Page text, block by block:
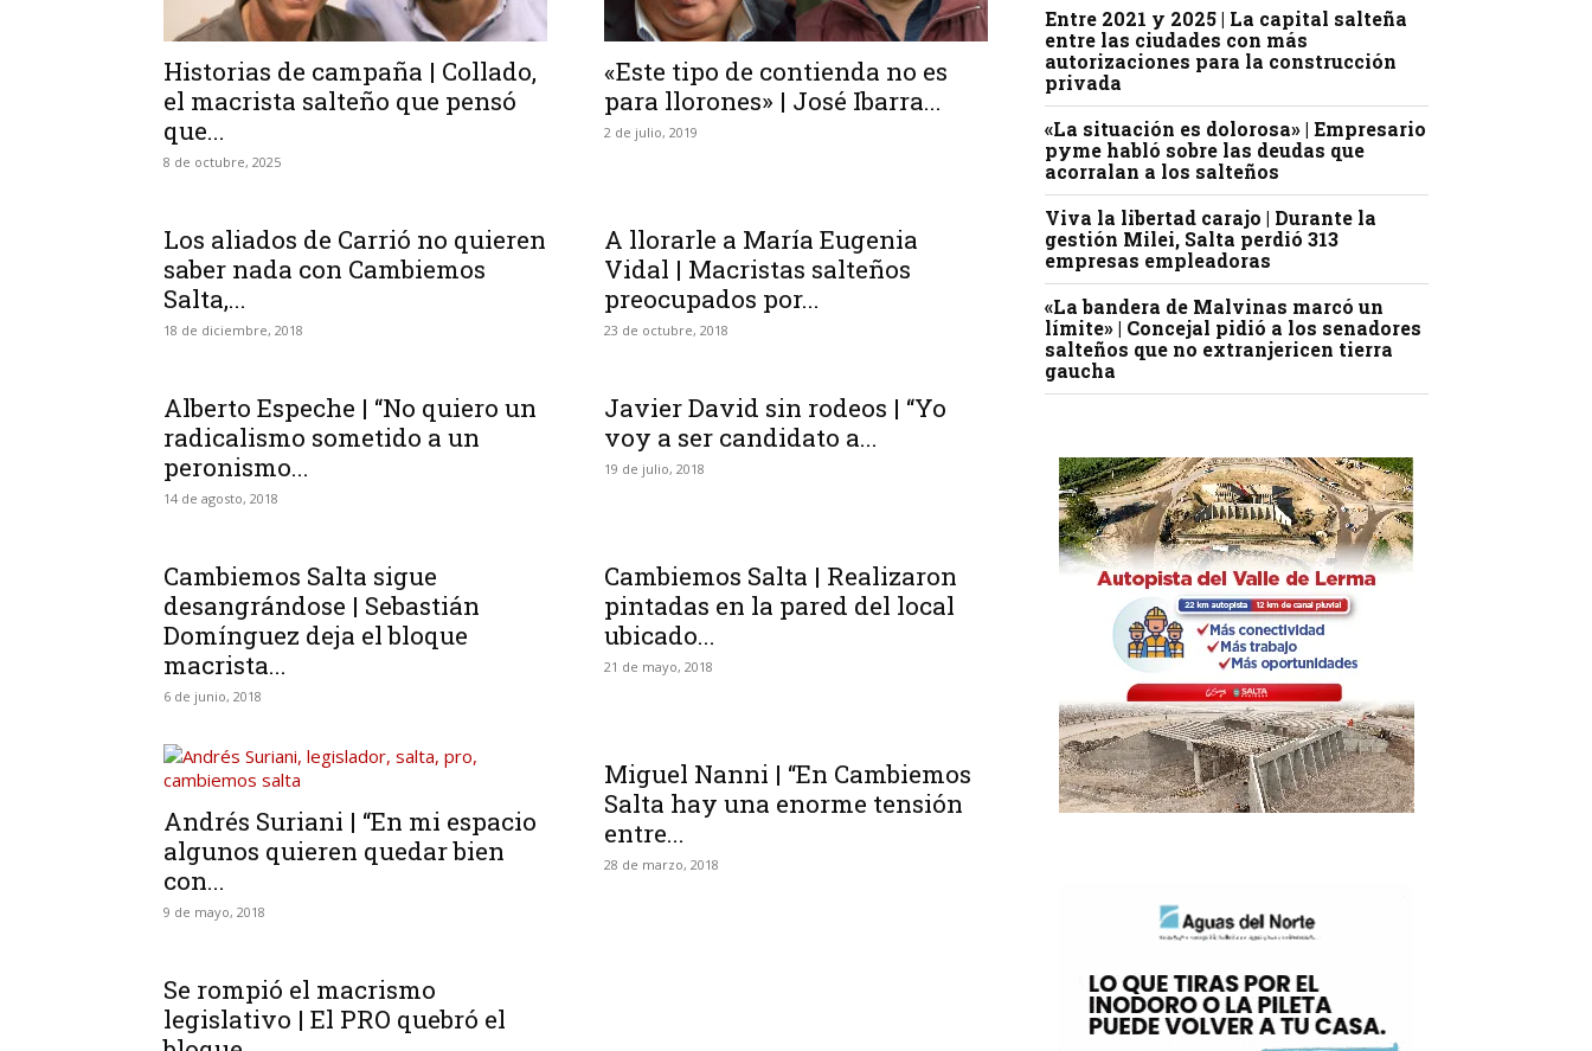
Historias de campaña | Collado,
el macrista salteño que pensó
que...
8 de octubre, 2025
«Este tipo de contienda no es
para llorones» | José Ibarra...
2 de julio, 2019
Los aliados de Carrió no quieren
saber nada con Cambiemos
Salta,...
18 de diciembre, 2018
A llorarle a María Eugenia
Vidal | Macristas salteños
preocupados por...
23 de octubre, 2018
Alberto Espeche | “No quiero un
radicalismo sometido a un
peronismo...
14 de agosto, 2018
Javier David sin rodeos | “Yo
voy a ser candidato a...
19 de julio, 2018
Cambiemos Salta sigue
desangrándose | Sebastián
Domínguez deja el bloque
macrista...
6 de junio, 2018
Cambiemos Salta | Realizaron
pintadas en la pared del local
ubicado...
21 de mayo, 2018
Andrés Suriani | “En mi espacio
algunos quieren quedar bien
con...
9 de mayo, 2018
Miguel Nanni | “En Cambiemos
Salta hay una enorme tensión
entre...
28 de marzo, 2018
Se rompió el macrismo
legislativo | El PRO quebró el
Entre 2021 y 2025 | La capital salteña
entre las ciudades con más
autorizaciones para la construcción
privada
«La situación es dolorosa» | Empresario
pyme habló sobre las deudas que
acorralan a los salteños
Viva la libertad carajo | Durante la
gestión Milei, Salta perdió 313
empresas empleadoras
«La bandera de Malvinas marcó un
límite» | Concejal pidió a los senadores
salteños que no extranjericen tierra
gaucha